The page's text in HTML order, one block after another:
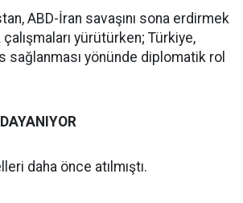
ABD-İran savaşını sona erdirmek
yürütürken; Türkiye,
sağlanması yönünde diplomatik rol
daha önce atılmıştı.